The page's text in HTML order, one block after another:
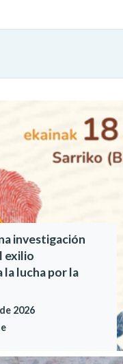
investigación
exilio
lucha por la
2026